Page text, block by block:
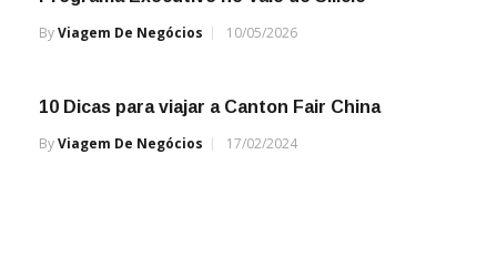
ByViagem De Negócios 10/05/2026
10 Dicas para viajar a Canton Fair China
ByViagem De Negócios 17/02/2024